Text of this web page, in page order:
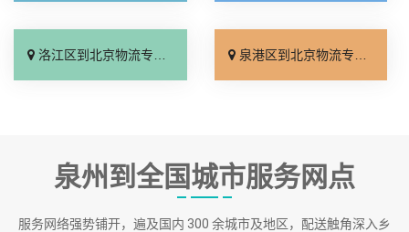
洛江区到北京物流专线_怎么收费「运保时效」 泉港区到北京物流专线_直达不中转「计费标准」
泉州到全国城市服务网点
服务网络强势铺开，遍及国内 300 余城市及地区，配送触角深入乡